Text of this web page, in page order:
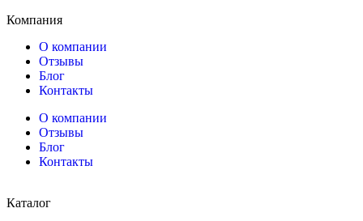
Компания
О компании
Отзывы
Блог
Контакты
О компании
Отзывы
Блог
Контакты
Каталог